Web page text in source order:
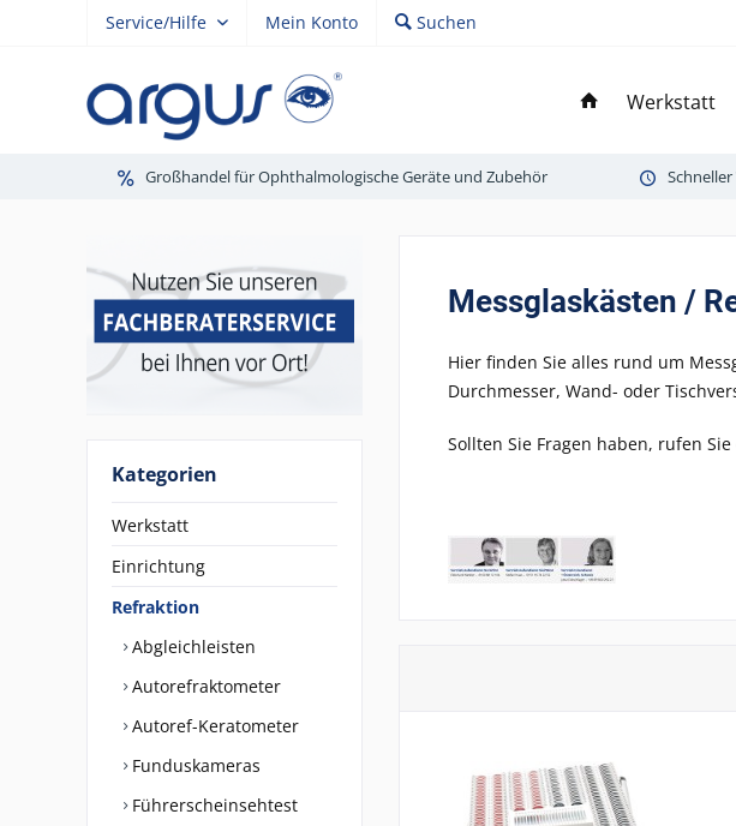
Service/Hilfe Mein Konto Suchen
Werkstatt
Großhandel für Ophthalmologische Geräte und Zubehör
Kategorien
Werkstatt
Einrichtung
Refraktion
Abgleichleisten
Autorefraktometer
Autoref-Keratometer
Funduskameras
Führerscheinsehtest
Messglaskästen /
Hier finden Sie alles rund um
Durchmesser, Wand- oder
Sollten Sie Fragen haben, rufen